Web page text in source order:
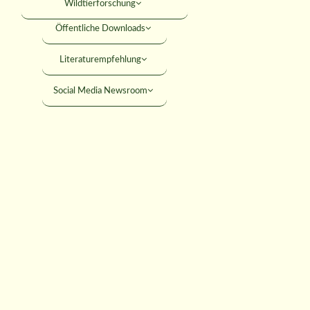
Öffentliche Downloads
Literaturempfehlung
Social Media Newsroom
Wildtierforschung
inneren Zeilen IN